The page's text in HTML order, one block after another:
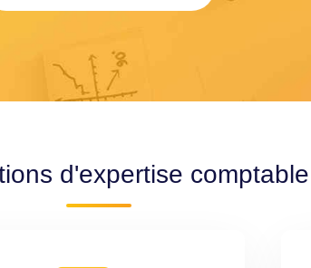
d'expertise